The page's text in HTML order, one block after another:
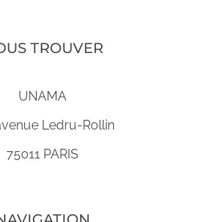
TROUVER
UNAMA
Ledru-Rollin
75011 PARIS